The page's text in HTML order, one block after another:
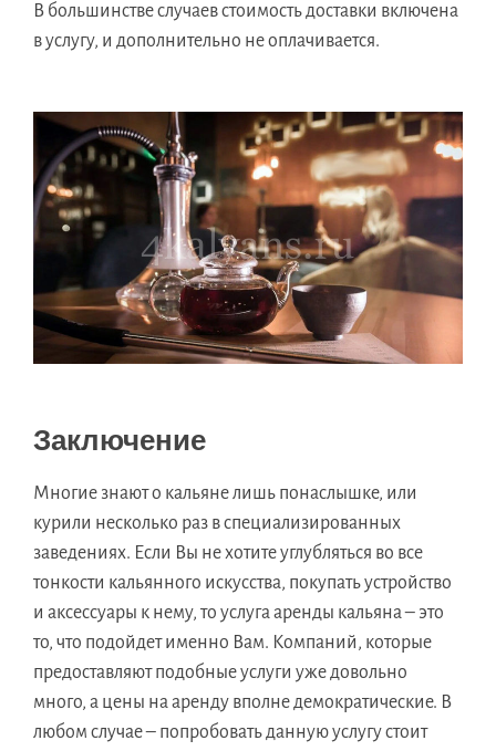
В большинстве случаев стоимость доставки включена
в услугу, и дополнительно не оплачивается.
Заключение
Многие знают о кальяне лишь понаслышке, или
курили несколько раз в специализированных
заведениях. Если Вы не хотите углубляться во все
тонкости кальянного искусства, покупать устройство
и аксессуары к нему, то услуга аренды кальяна – это
то, что подойдет именно Вам. Компаний, которые
предоставляют подобные услуги уже довольно
много, а цены на аренду вполне демократические. В
любом случае – попробовать данную услугу стоит